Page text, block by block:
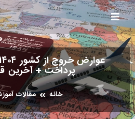
پرداخت + آخرین
خانه مقالات